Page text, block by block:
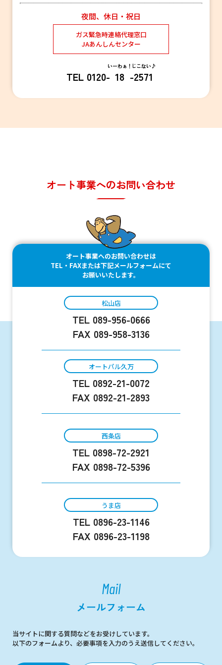
夜間、休日・祝日
ガス緊急時連絡代理窓口
JAあんしんセンター
TEL 0120- 18
いーわぁ！
-2571
じこない♪
オート事業へのお問い合わせ
オート事業へのお問い合わせは
TEL・FAXまたは下記メールフォームにて
お願いいたします。
松山店
TEL 089-956-0666
FAX 089-958-3136
オートパル久万
TEL 0892-21-0072
FAX 0892-21-2893
西条店
TEL 0898-72-2921
FAX 0898-72-5396
うま店
TEL 0896-23-1146
FAX 0896-23-1198
Mail
メールフォーム
当サイトに関する質問などをお受けしています。
以下のフォームより、必要事項を入力のうえ送信してください。